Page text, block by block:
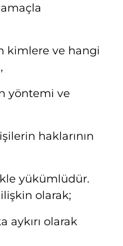
kimlere ve hangi
yöntemi ve
haklarının
yükümlüdür.
olarak;
aykırı olarak